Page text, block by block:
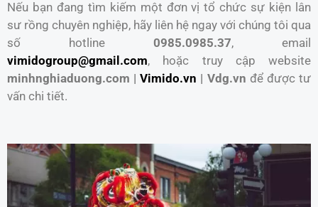
Nếu bạn đang tìm kiếm một đơn vị tổ chức sự kiện lân
sư rồng chuyên nghiệp, hãy liên hệ ngay với chúng tôi qua
số hotline 0985.0985.37, email
vimidogroup@gmail.com, hoặc truy cập website
minhnghiaduong.com |Vimido.vn | Vdg.vn để được tư
vấn chi tiết.